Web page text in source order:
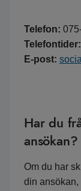
Telefon:
Telefontider:
E-post:
Har du
ansökan?
Om du har
din ansökan,